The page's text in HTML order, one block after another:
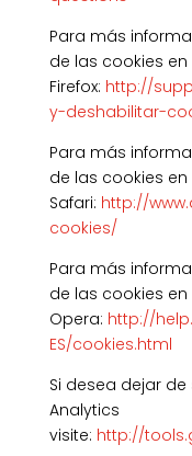
Para más
de las cookies en
Firefox: http://
y-deshabilitar-
Para más
de las cookies en
Safari: http://
cookies/
Para más
de las cookies en
Opera: http://
ES/cookies.html
Si desea dejar
Analytics
visite: http://